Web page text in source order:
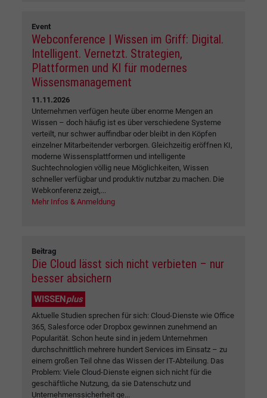
Event
Webconference | Wissen im Griff: Digital.
Intelligent. Vernetzt. Strategien,
Plattformen und KI für modernes
Wissensmanagement
11.11.2026
Unternehmen verfügen heute über enorme Mengen an
Wissen – doch häufig ist es über verschiedene Systeme
verteilt, nur schwer auffindbar oder bleibt in den Köpfen
einzelner Mitarbeitender verborgen. Gleichzeitig eröffnen KI,
moderne Wissensplattformen und intelligente
Suchtechnologien völlig neue Möglichkeiten, Wissen
schneller verfügbar und produktiv nutzbar zu machen. Die
Webkonferenz zeigt,...
Mehr Infos & Anmeldung
Beitrag
Die Cloud lässt sich nicht verbieten – nur
besser absichern
WISSENplus
Aktuelle Studien sprechen für sich: Cloud-Dienste wie Office
365, Salesforce oder Dropbox gewinnen zunehmend an
Popularität. Schon heute sind in jedem Unternehmen
durchschnittlich mehrere hundert Services im Einsatz – zu
einem großen Teil ohne das Wissen der IT-Abteilung. Das
Problem: Viele Cloud-Dienste eignen sich nicht für die
geschäftliche Nutzung, da sie Datenschutz und
Unternehmenssicherheit ge...